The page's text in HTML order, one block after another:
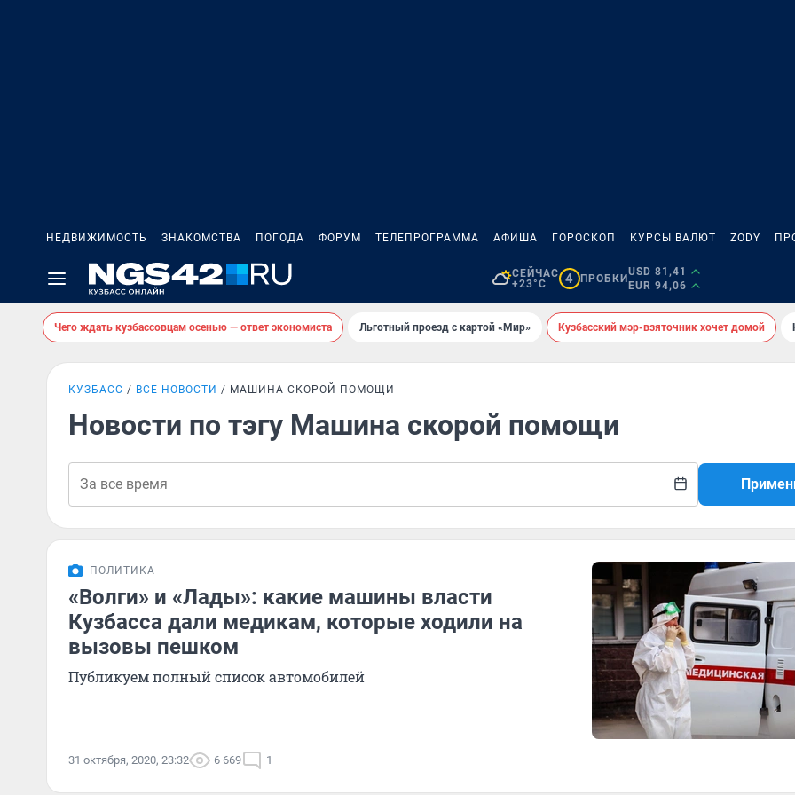
НЕДВИЖИМОСТЬ ЗНАКОМСТВА ПОГОДА ФОРУМ ТЕЛЕПРОГРАММА АФИША ГОРОСКОП КУРСЫ ВАЛЮТ ZODY
СЕЙЧАС
+23°C
4 ПРОБКИ
USD 81,41
EUR 94,06
Чего ждать кузбассовцам осенью — ответ экономиста Льготный проезд с картой «Мир» Кузбасский мэр-взяточник хочет домой
КУЗБАСС ВСЕ НОВОСТИ МАШИНА СКОРОЙ ПОМОЩИ
Новости по тэгу Машина скорой помощи
ПОЛИТИКА
«Волги» и «Лады»: какие машины власти
Кузбасса дали медикам, которые ходили на
вызовы пешком
Публикуем полный список автомобилей
31 октября, 2020, 23:32 6 669 1